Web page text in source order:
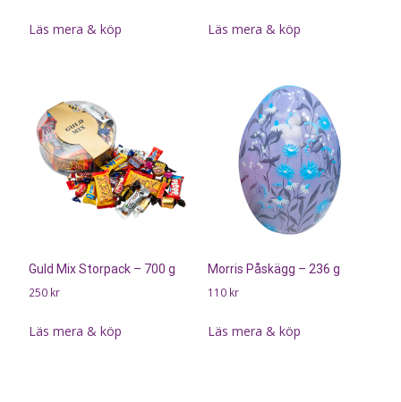
Läs mera & köp Läs mera & köp
Guld Mix Storpack – 700 g
250 kr
Läs mera & köp
Morris Påskägg – 236 g
110 kr
Läs mera & köp